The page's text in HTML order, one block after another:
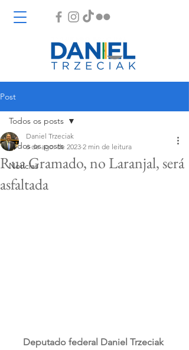
Post
Todos os posts
Notícias
Todos os posts
Rua Gramado, no Laranjal, será
asfaltada
Daniel Trzeciak
6 de ago. de 2023 2 min de leitura
Deputado federal Daniel Trzeciak